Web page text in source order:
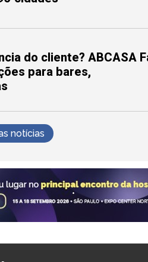
do cliente? ABCASA
para bares,
notícias